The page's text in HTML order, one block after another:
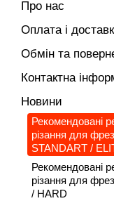
Про нас
Оплата і
Обмін та
Контактна
Новини
Рекомендовані
різання для фрез
STANDART /
Рекомендовані
різання для
/ HARD